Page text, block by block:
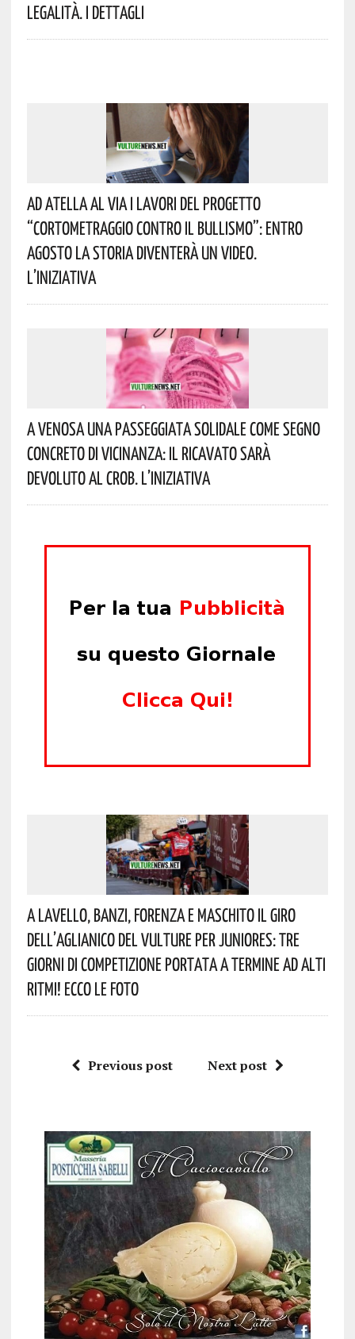
Legalità. I Dettagli
Ad Atella Al Via I Lavori Del Progetto
“Cortometraggio Contro Il Bullismo”: Entro
Agosto La Storia Diventerà Un Video.
L’iniziativa
A Venosa Una Passeggiata Solidale Come Segno
Concreto Di Vicinanza: Il Ricavato Sarà
Devoluto Al CROB. L’iniziativa
A Lavello, Banzi, Forenza E Maschito Il Giro
Dell’Aglianico Del Vulture Per Juniores: Tre
Giorni Di Competizione Portata A Termine Ad Alti
Ritmi! Ecco Le Foto
Previous post Next post